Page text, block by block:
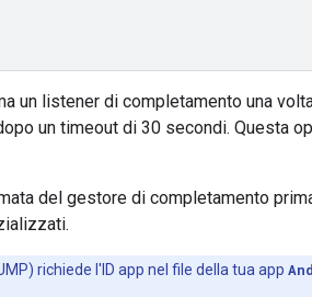
un listener di completamento una
un timeout di 30 secondi. Questa
del gestore di completamento
richiede l'ID app nel file della tua app